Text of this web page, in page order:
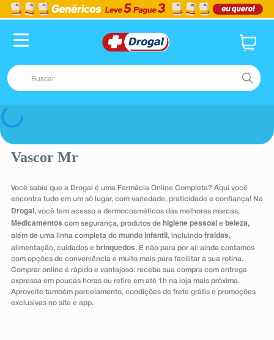
Buscar
Vascor Mr
Você sabia que a Drogal é uma Farmácia Online Completa? Aqui você
encontra tudo em um só lugar, com variedade, praticidade e confiança! Na
Drogal, você tem acesso a dermocosméticos das melhores marcas,
Medicamentos com segurança, produtos de higiene pessoal e beleza,
além de uma linha completa do mundo infantil, incluindo fraldas,
alimentação, cuidados e brinquedos. E não para por aí: ainda contamos
com opções de conveniência e muito mais para facilitar a sua rotina.
Comprar online é rápido e vantajoso: receba sua compra com entrega
expressa em poucas horas ou retire em até 1h na loja mais próxima.
Aproveite também parcelamento, condições de frete grátis e promoções
exclusivas no site e app.
TERMOS MAIS BUSCADOS
1º fralda
2º pampers confort sec max
3º dipirona
5
6 º minoxidil
8º absorvente
9º teste gravidez
10ºesmalte
2º pampers confort sec max
4º lenço umedecido
5º tadalafila
6 minoxidil
7º desodorante
8º absorvente
9º teste gravidez